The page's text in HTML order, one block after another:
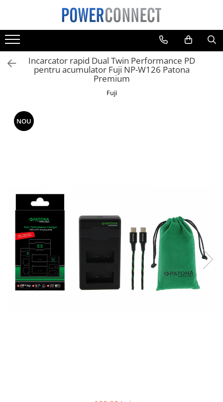
Toate Produsele
Sisteme filtrare apa
Sisteme filtrare apa
Aparate foto
Camere video
Boxe portabile
Console
Gripuri
Laptop
POS/Scanere coduri de bare
Scule electrice
Incarcator rapid Dual Twin Performance PD
pentru acumulator Fuji NP-W126 Patona
Premium
Fuji
NOU